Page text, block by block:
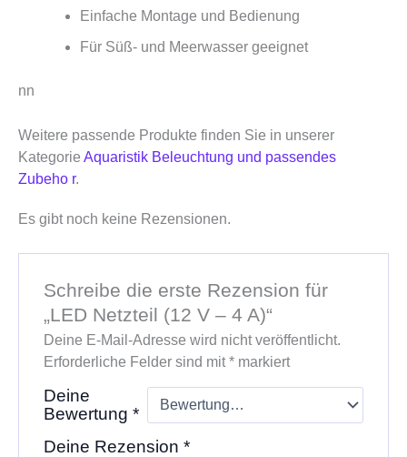
Einfache Montage und Bedienung
Für Süß- und Meerwasser geeignet
nn
Weitere passende Produkte finden Sie in unserer
Kategorie Aquaristik Beleuchtung und passendes
Zubeho r.
Es gibt noch keine Rezensionen.
Schreibe die erste Rezension für
„LED Netzteil (12 V – 4 A)“
Deine E-Mail-Adresse wird nicht veröffentlicht.
Erforderliche Felder sind mit*markiert
Deine
Bewertung *
Deine Rezension *